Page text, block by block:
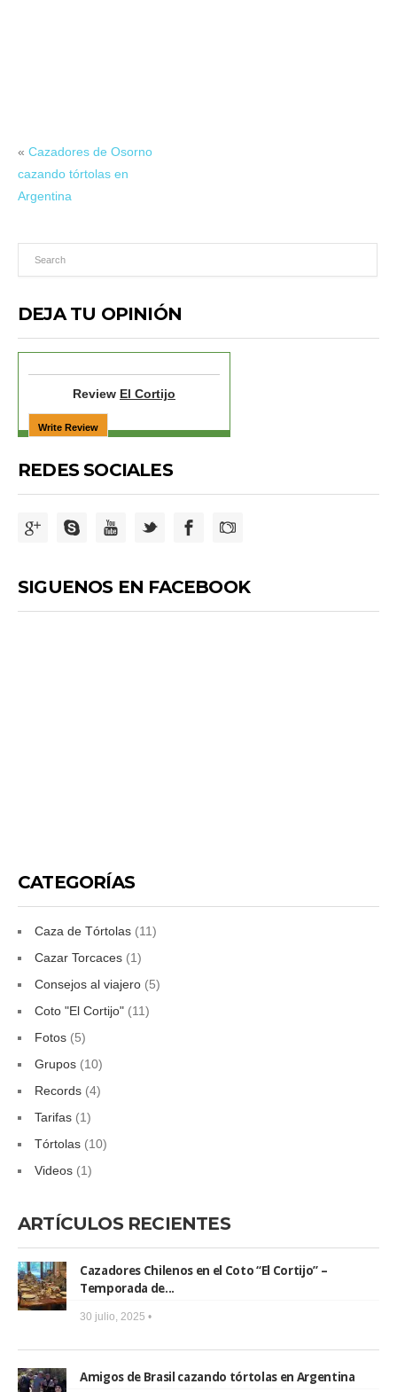
« Cazadores de Osorno
cazando tórtolas en
Argentina
DEJA TU OPINIÓN
Review El Cortijo
REDES SOCIALES
SIGUENOS EN FACEBOOK
CATEGORÍAS
Caza de Tórtolas (11)
Cazar Torcaces (1)
Consejos al viajero (5)
Coto "El Cortijo" (11)
Fotos (5)
Grupos (10)
Records (4)
Tarifas (1)
Tórtolas (10)
Videos (1)
ARTÍCULOS RECIENTES
Cazadores Chilenos en el Coto “El Cortijo” –
Temporada de...
30 julio, 2025 •
Amigos de Brasil cazando tórtolas en Argentina